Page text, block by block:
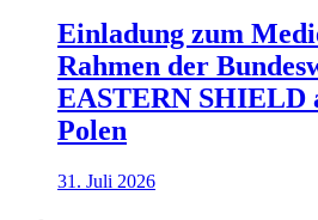
Einladung zum
Rahmen der
EASTERN SHIELD
Polen
31. Juli 2026